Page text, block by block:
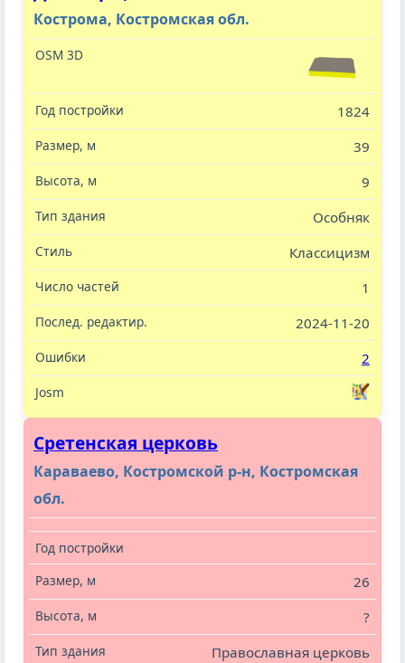
Кострома, Костромская обл.
1824
39
9
Особняк
Классицизм
1
2024-11-20
2
Сретенская церковь
Караваево, Костромской р-н, Костромская
обл.
26
?
Православная церковь